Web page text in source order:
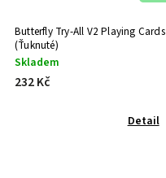
Butterfly Try-All V2 Playing Cards
(Ťuknuté)
Skladem
232 Kč
Detail